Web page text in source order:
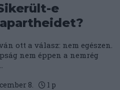
e
ott a válasz: nem egészen.
nem éppen a nemrég
8. 1 p